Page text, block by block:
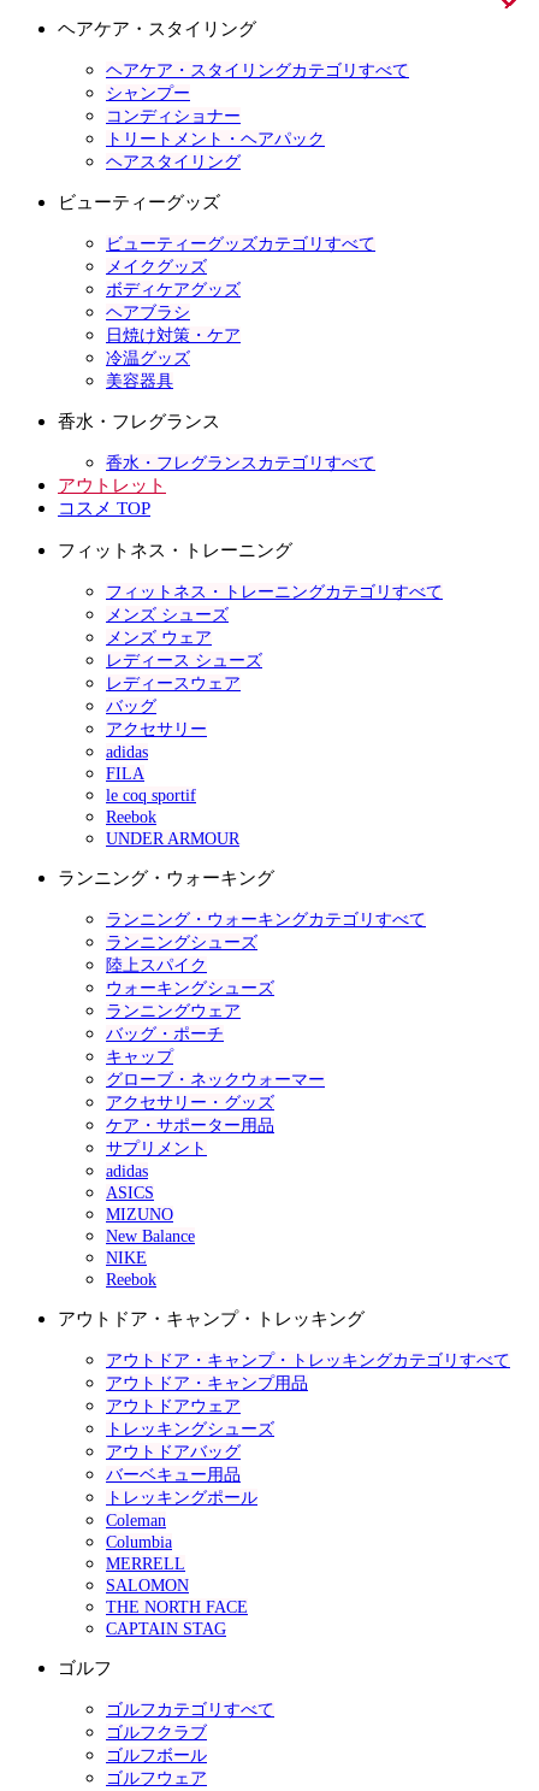
ヘアケア・スタイリング
ヘアケア・スタイリングカテゴリすべて
シャンプー
コンディショナー
トリートメント・ヘアパック
ヘアスタイリング
ビューティーグッズ
ビューティーグッズカテゴリすべて
メイクグッズ
ボディケアグッズ
ヘアブラシ
日焼け対策・ケア
冷温グッズ
美容器具
香水・フレグランス
香水・フレグランスカテゴリすべて
アウトレット
コスメ TOP
フィットネス・トレーニング
フィットネス・トレーニングカテゴリすべて
メンズ シューズ
メンズ ウェア
レディース シューズ
レディースウェア
バッグ
アクセサリー
adidas
FILA
le coq sportif
Reebok
UNDER ARMOUR
ランニング・ウォーキング
ランニング・ウォーキングカテゴリすべて
ランニングシューズ
陸上スパイク
ウォーキングシューズ
ランニングウェア
バッグ・ポーチ
キャップ
グローブ・ネックウォーマー
アクセサリー・グッズ
ケア・サポーター用品
サプリメント
adidas
ASICS
MIZUNO
New Balance
NIKE
Reebok
アウトドア・キャンプ・トレッキング
アウトドア・キャンプ・トレッキングカテゴリすべて
アウトドア・キャンプ用品
アウトドアウェア
トレッキングシューズ
アウトドアバッグ
バーベキュー用品
トレッキングポール
Coleman
Columbia
MERRELL
SALOMON
THE NORTH FACE
CAPTAIN STAG
ゴルフ
ゴルフカテゴリすべて
ゴルフクラブ
ゴルフボール
ゴルフウェア